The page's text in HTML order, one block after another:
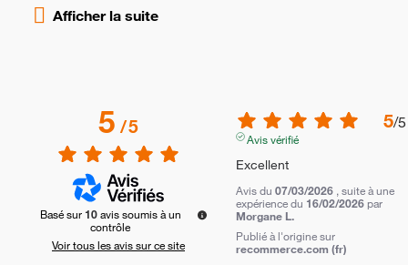
5/5
Basé sur 10 avis soumis à un
contrôle
Voir tous les avis sur ce site
5/5
Avis vérifié
Excellent
Avis du 07/03/2026 , suite à une
expérience du 16/02/2026 par
Morgane L.
Publié à l'origine sur
recommerce.com (fr)